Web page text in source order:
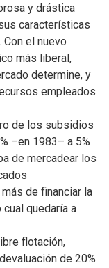
y drástica
características
el nuevo
más liberal,
determine, y
empleados
de los subsidios
–en 1983– a 5%
de mercadear los
de financiar la
quedaría a
flotación,
de 20%